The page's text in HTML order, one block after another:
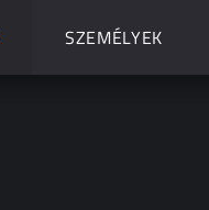
SZEMÉLYEK